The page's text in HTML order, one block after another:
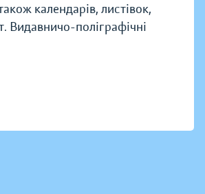
календарів, листівок,
Видавничо-поліграфічні